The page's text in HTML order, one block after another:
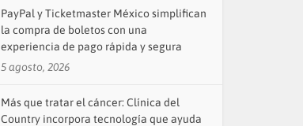
PayPal y Ticketmaster México simplifican
la compra de boletos con una
experiencia de pago rápida y segura
5 agosto, 2026
Más que tratar el cáncer: Clínica del
Country incorpora tecnología que ayuda